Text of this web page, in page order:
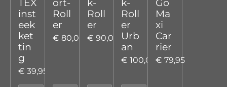
TEX
inst
eek
ket
tin
g
€ 39,95
ort-
Roll
er
€ 80,00
k-
Roll
er
€ 90,00
k-
Roll
er
Urb
an
€ 100,00
Go
Ma
xi
Car
rier
€ 79,95